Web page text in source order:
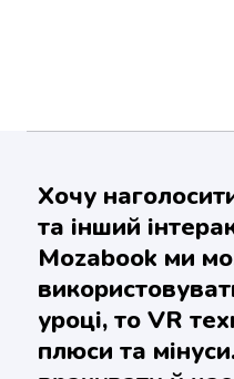
Хочу
та інший
Mozabook ми
уроці, то VR
плюси та